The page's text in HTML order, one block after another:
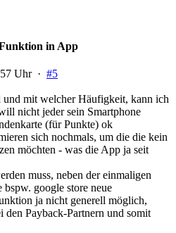
in App
Uhr · #5
mit welcher Häufigkeit, kann ich
nicht jeder sein Smartphone
(für Punkte) ok
sich nochmals, um die die kein
möchten - was die App ja seit
muss, neben der einmaligen
google store neue
ja nicht generell möglich,
den Payback-Partnern und somit